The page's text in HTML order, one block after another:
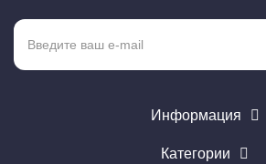
Информация
Категории